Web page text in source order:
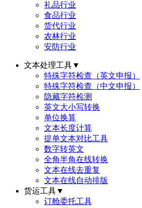
礼品行业
食品行业
货代行业
农林行业
安防行业
文本处理工具▼
特殊字符检查（英文申报）
特殊字符检查（中文申报）
隐藏字符检测
英文大小写转换
单位换算
文本长度计算
提单文本对比工具
数字转英文
全角半角在线转换
文本在线去重复
文本在线自动排版
货运工具▼
订舱委托工具